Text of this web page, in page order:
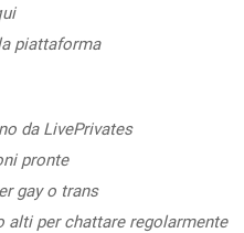
piattaforma
da LivePrivates
pronte
gay o trans
alti per chattare regolarmente